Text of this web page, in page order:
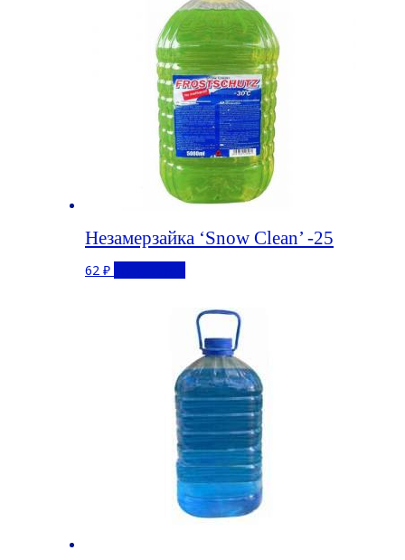
Незамерзайка ‘Snow Clean’ -25
62 ₽